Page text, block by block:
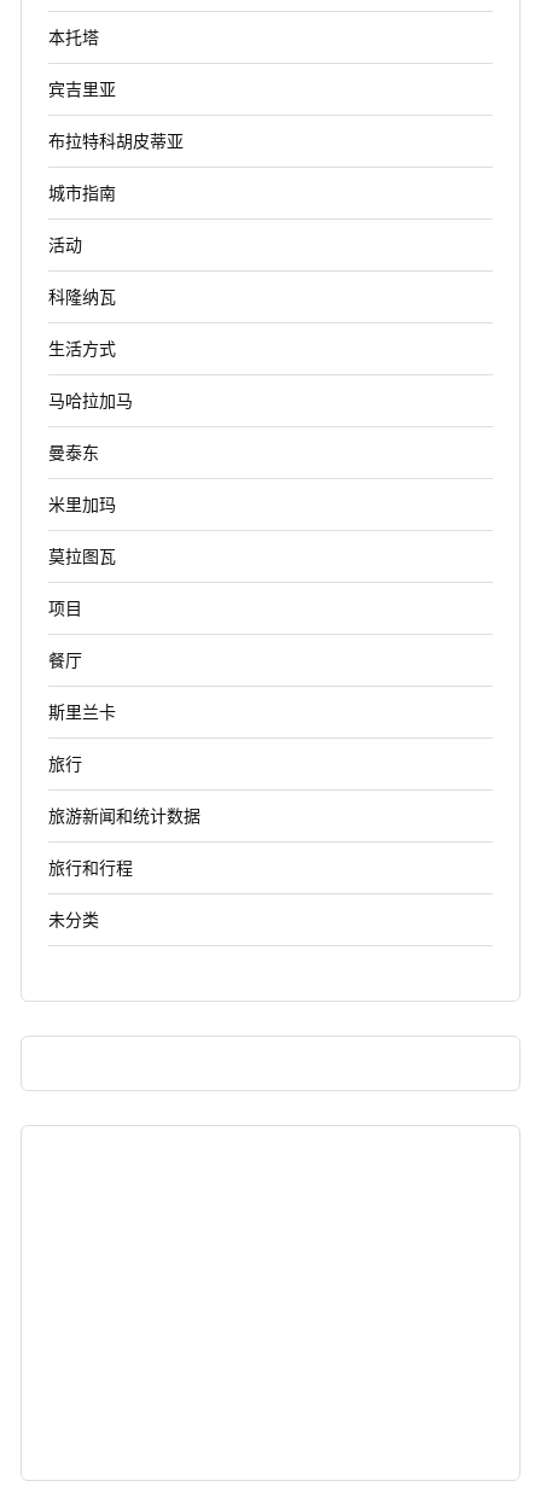
本托塔
宾吉里亚
布拉特科胡皮蒂亚
城市指南
活动
科隆纳瓦
生活方式
马哈拉加马
曼泰东
米里加玛
莫拉图瓦
项目
餐厅
斯里兰卡
旅行
旅游新闻和统计数据
旅行和行程
未分类